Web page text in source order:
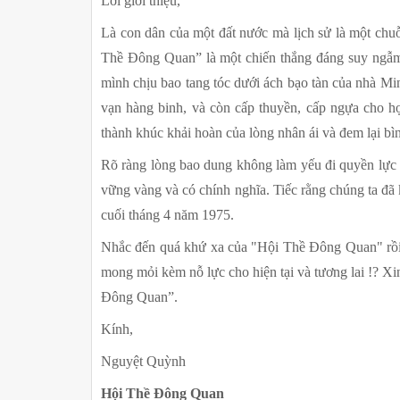
Là con dân của một đất nước mà lịch sử là một
Thề Đông Quan” là một chiến thắng đáng suy
mình chịu bao tang tóc dưới ách bạo tàn của nhà
vạn hàng binh, và còn cấp thuyền, cấp ngựa cho
thành khúc khải hoàn của lòng nhân ái và đem lại
Rõ ràng lòng bao dung không làm yếu đi quyền
vững vàng và có chính nghĩa. Tiếc rằng chúng ta
cuối tháng 4 năm 1975.
Nhắc đến quá khứ xa của "Hội Thề Đông Quan"
mong mỏi kèm nỗ lực cho hiện tại và tương lai !?
Đông Quan”.
Kính,
Nguyệt Quỳnh
Hội Thề Đông Quan